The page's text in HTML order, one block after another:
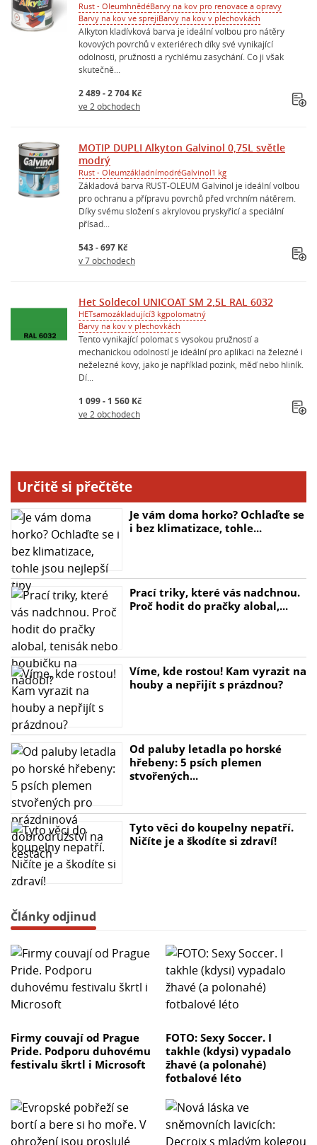
Rust - OleumhnědéBarvy na kov pro renovace a opravy
Barvy na kov ve sprejiBarvy na kov v plechovkách
Alkyton kladívková barva je ideální volbou pro nátěry
kovových povrchů v exteriérech díky své vynikající
odolnosti, pružnosti a rychlému zasychání. Co ji však
skutečně...
2 489 - 2 704 Kč
ve 2 obchodech
MOTIP DUPLI Alkyton Galvinol 0,75L světle
modrý
Rust - OleumzákladnímodréGalvinol1 kg
Základová barva RUST-OLEUM Galvinol je ideální volbou
pro ochranu a přípravu povrchů před vrchním nátěrem.
Díky svému složení s akrylovou pryskyřicí a speciální
přísad...
543 - 697 Kč
v 7 obchodech
Het Soldecol UNICOAT SM 2,5L RAL 6032
HETsamozákladující3 kgpolomatný
Barvy na kov v plechovkách
Tento vynikající polomat s vysokou pružností a
mechanickou odolností je ideální pro aplikaci na železné i
neželezné kovy, jako je například pozink, měď nebo hliník.
Dí...
1 099 - 1 560 Kč
ve 2 obchodech
Určitě si přečtěte
Je vám doma horko? Ochlaďte se
i bez klimatizace, tohle...
Prací triky, které vás nadchnou.
Proč hodit do pračky alobal,...
Víme, kde rostou! Kam vyrazit na
houby a nepřijít s prázdnou?
Od paluby letadla po horské
hřebeny: 5 psích plemen
stvořených...
Tyto věci do koupelny nepatří.
Ničíte je a škodíte si zdraví!
Články odjinud
Firmy couvají od Prague
Pride. Podporu duhovému
festivalu škrtl i Microsoft
FOTO: Sexy Soccer. I
takhle (kdysi) vypadalo
žhavé (a polonahé)
fotbalové léto